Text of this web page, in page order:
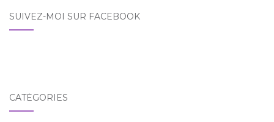
SUIVEZ-MOI SUR FACEBOOK
CATÉGORIES